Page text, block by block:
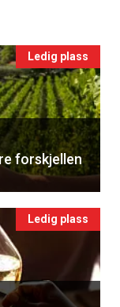
Ledig plass
forskjellen
Ledig plass